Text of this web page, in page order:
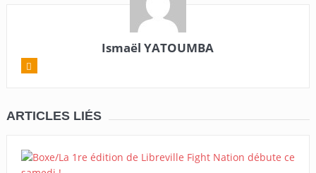
Ismaël YATOUMBA
ARTICLES LIÉS